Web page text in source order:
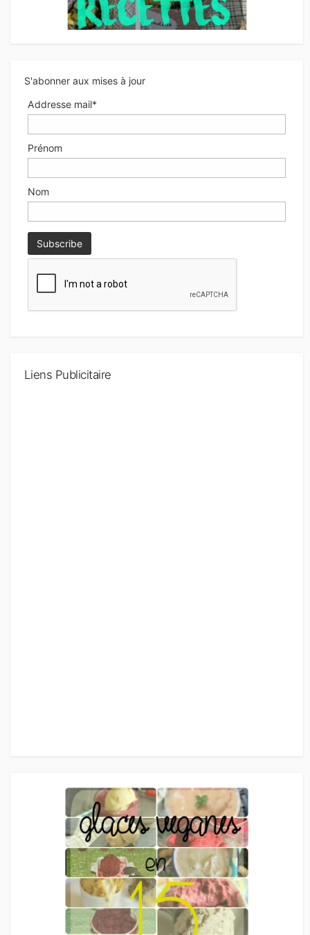
S'abonner aux mises à jour
Addresse mail*
Prénom
Nom
Liens Publicitaire